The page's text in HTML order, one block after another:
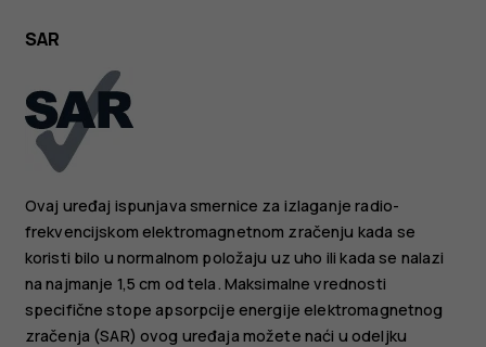
SAR
Ovaj uređaj ispunjava smernice za izlaganje radio-
frekvencijskom elektromagnetnom zračenju kada se
koristi bilo u normalnom položaju uz uho ili kada se nalazi
na najmanje 1,5 cm od tela. Maksimalne vrednosti
specifične stope apsorpcije energije elektromagnetnog
zračenja (SAR) ovog uređaja možete naći u odeljku